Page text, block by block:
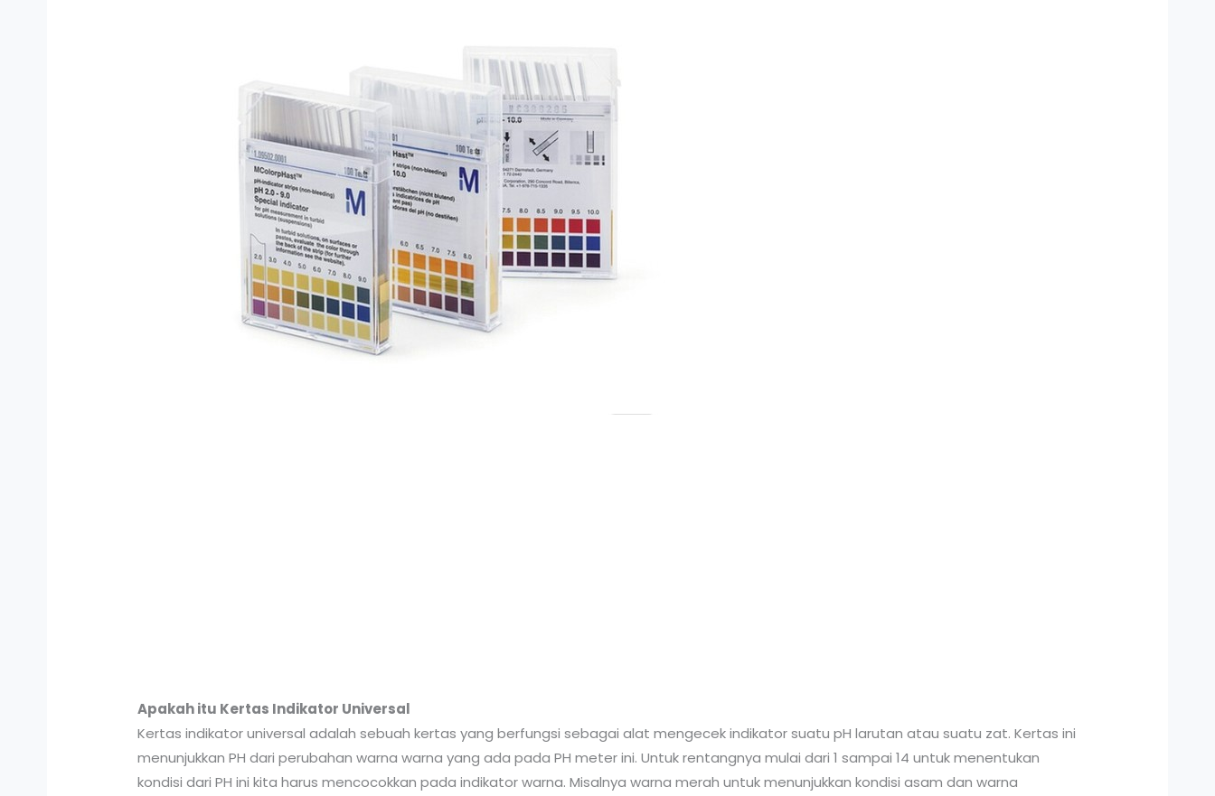
Apakah itu Kertas Indikator Universal
Kertas indikator universal adalah sebuah kertas yang berfungsi sebagai alat mengecek indikator suatu pH larutan atau suatu zat. Kertas ini
menunjukkan PH dari perubahan warna warna yang ada pada PH meter ini. Untuk rentangnya mulai dari 1 sampai 14 untuk menentukan
kondisi dari PH ini kita harus mencocokkan pada indikator warna. Misalnya warna merah untuk menunjukkan kondisi asam dan warna